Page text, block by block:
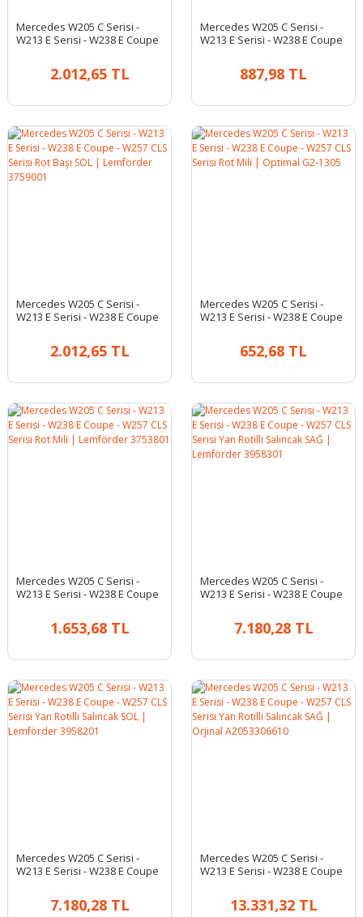
Mercedes W205 C Serisi -
W213 E Serisi - W238 E Coupe
| Lemförder 3759101
2.012,65 TL
Mercedes W205 C Serisi -
W213 E Serisi - W238 E Coupe
| Optimal G1-1553
887,98 TL
Mercedes W205 C Serisi -
W213 E Serisi - W238 E Coupe
| Lemförder 3759001
2.012,65 TL
Mercedes W205 C Serisi -
W213 E Serisi - W238 E Coupe
Optimal G2-1305
652,68 TL
Mercedes W205 C Serisi -
W213 E Serisi - W238 E Coupe
Lemförder 3753801
1.653,68 TL
Mercedes W205 C Serisi -
W213 E Serisi - W238 E Coupe
Salıncak SAĞ | Lemförder
39583017.180,28 TL
Mercedes W205 C Serisi -
W213 E Serisi - W238 E Coupe
Salıncak SOL | Lemförder
39582017.180,28 TL
Mercedes W205 C Serisi -
W213 E Serisi - W238 E Coupe
Salıncak SAĞ | Orjinal
A2053306610
13.331,32 TL